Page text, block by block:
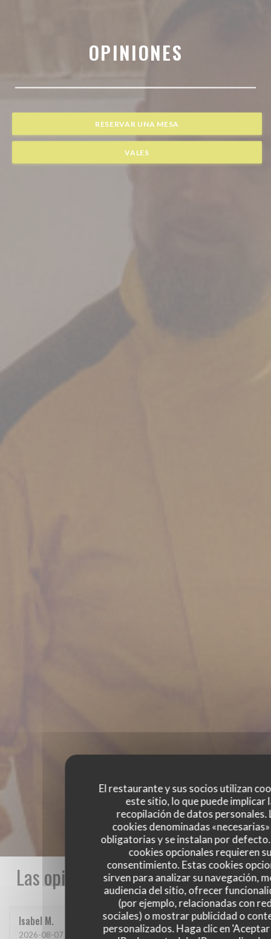
El restaurante y sus socios utilizan
este sitio, lo que puede implicar
recopilación de datos personales.
cookies denominadas
obligatorias y se instalan por
cookies opcionales requieren
consentimiento. Estas cookies
sirven para analizar su navegación,
audiencia del sitio, ofrecer
(por ejemplo, relacionadas con
sociales) o mostrar publicidad o
personalizados. Haga clic en
OPINIONES
RESERVAR UNA MESA
VALES
Las opiniones de nuestros clientes
Isabel M
2026-08-07 - 12:00 - Invitados 9